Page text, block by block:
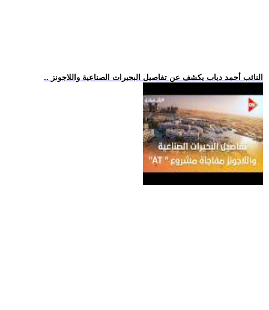
.. النائب أحمد دياب يكشف عن تفاصيل البحيرات الصناعية واللاجونز